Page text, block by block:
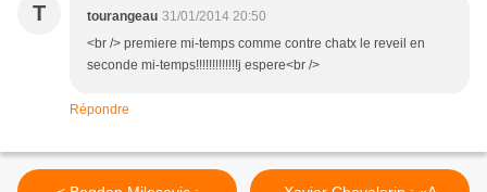
T tourangeau 31/01/2014 20:50
<br /> premiere mi-temps comme contre chatx le reveil en
seconde mi-temps!!!!!!!!!!!!!j espere<br />
Répondre